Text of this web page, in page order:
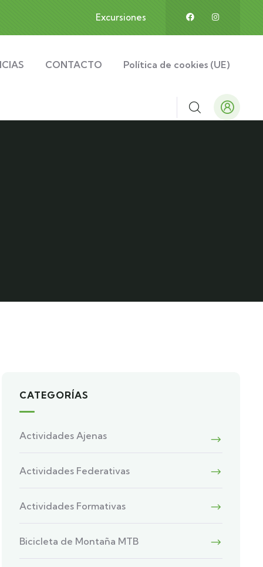
Excursiones
CONTACTO Política de cookies (UE)
CATEGORÍAS
Actividades Ajenas
Actividades Federativas
Actividades Formativas
Bicicleta de Montaña MTB